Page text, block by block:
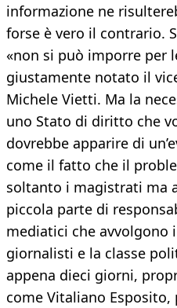
informazione ne
forse è vero il contrario.
«non si può imporre per
giustamente notato il
Michele Vietti. Ma la
uno Stato di diritto che
dovrebbe apparire di
come il fatto che il
soltanto i magistrati ma
piccola parte di
mediatici che avvolgono
giornalisti e la classe
appena dieci giorni,
come Vitaliano